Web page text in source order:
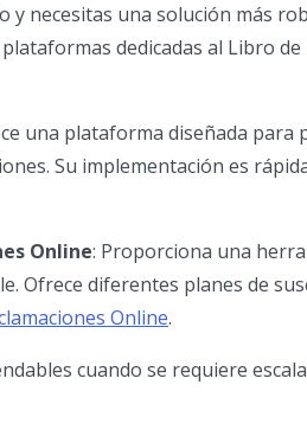
y necesitas una solución más
dedicadas al Libro
una plataforma diseñada
Su implementación es
Online: Proporciona una
Ofrece diferentes planes de
Online.
cuando se requiere